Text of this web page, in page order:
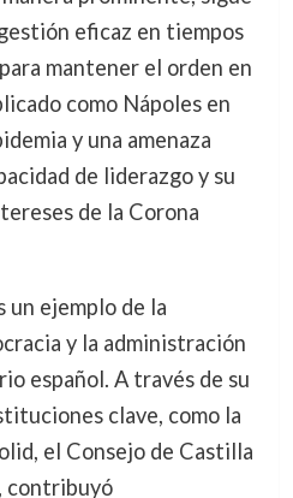
eficaz en tiempos
mantener el orden en
como Nápoles en
y una amenaza
de liderazgo y su
de la Corona
un ejemplo de la
y la administración
español. A través de su
clave, como la
el Consejo de Castilla
contribuyó